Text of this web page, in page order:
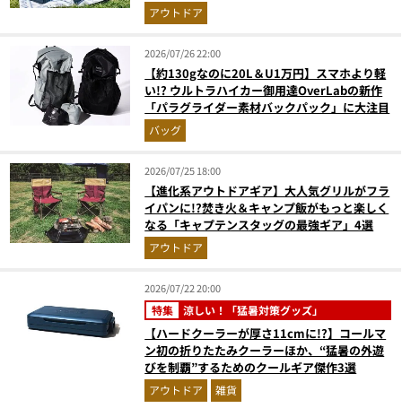
アウトドア
2026/07/26 22:00
【約130gなのに20L＆U1万円】スマホより軽
い!? ウルトラハイカー御用達OverLabの新作
「パラグライダー素材バックパック」に大注目
バッグ
2026/07/25 18:00
【進化系アウトドアギア】大人気グリルがフラ
イパンに!?焚き火＆キャンプ飯がもっと楽しく
なる「キャプテンスタッグの最強ギア」4選
アウトドア
2026/07/22 20:00
特集 涼しい！「猛暑対策グッズ」
【ハードクーラーが厚さ11cmに!?】コールマ
ン初の折りたたみクーラーほか、“猛暑の外遊
びを制覇”するためのクールギア傑作3選
アウトドア 雑貨